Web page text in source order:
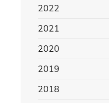
2022
2021
2020
2019
2018